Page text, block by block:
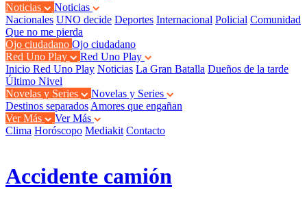
Noticias
Noticias
Nacionales UNO decide Deportes Internacional Policial Comunidad
Que no me pierda
Ojo ciudadano Ojo ciudadano
Red Uno Play
Red Uno Play
Inicio Red Uno Play Noticias La Gran Batalla Dueños de la tarde
Último Nivel
Novelas y Series
Novelas y Series
Destinos separados Amores que engañan
Ver Más
Ver Más
Clima Horóscopo Mediakit Contacto
Accidente camión